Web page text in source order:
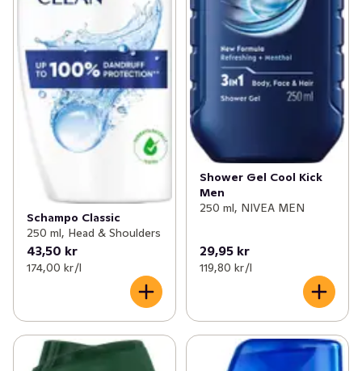
Schampo Classic
250 ml, Head & Shoulders
43,50 kr
174,00 kr /l
Shower Gel Cool Kick
Men
250 ml, NIVEA MEN
29,95 kr
119,80 kr /l